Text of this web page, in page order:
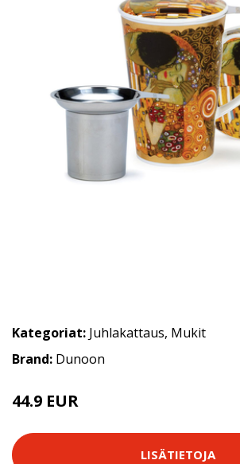
Kategoriat: Juhlakattaus, Mukit
Brand: Dunoon
44.9 EUR
LISÄTIETOJA